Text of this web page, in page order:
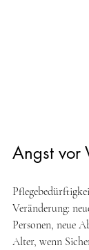
Angst vor
Veränderung:
Personen, neue
Alter, wenn